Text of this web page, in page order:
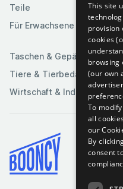
Teile
Für Erwachsene
Medien
Taschen & Gepäck
Tiere & Tierbedarf
Wirtschaft & Industrie
This site
provision
cookies
browsing
(our own
To
all
our
By
consent